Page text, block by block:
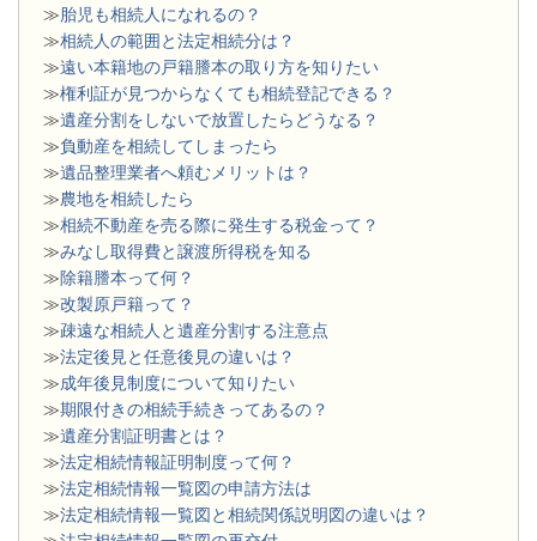
≫胎児も相続人になれるの？
≫相続人の範囲と法定相続分は？
≫遠い本籍地の戸籍謄本の取り方を知りたい
≫権利証が見つからなくても相続登記できる？
≫遺産分割をしないで放置したらどうなる？
≫負動産を相続してしまったら
≫遺品整理業者へ頼むメリットは？
≫農地を相続したら
≫相続不動産を売る際に発生する税金って？
≫みなし取得費と譲渡所得税を知る
≫除籍謄本って何？
≫改製原戸籍って？
≫疎遠な相続人と遺産分割する注意点
≫法定後見と任意後見の違いは？
≫成年後見制度について知りたい
≫期限付きの相続手続きってあるの？
≫遺産分割証明書とは？
≫法定相続情報証明制度って何？
≫法定相続情報一覧図の申請方法は
≫法定相続情報一覧図と相続関係説明図の違いは？